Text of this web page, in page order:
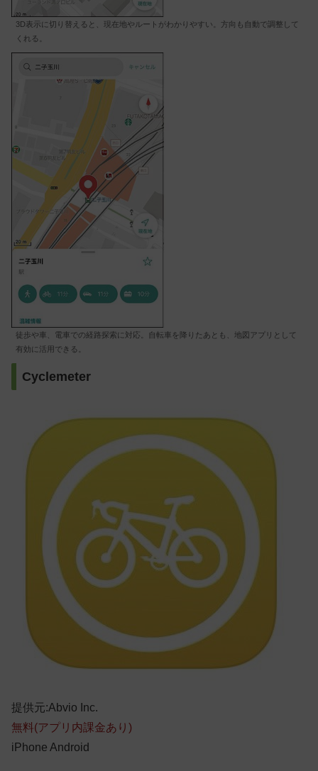
3D表示に切り替えると、現在地やルートがわかりやすい。方向も自動で調整して
くれる。
徒歩や車、電車での経路探索に対応。自転車を降りたあとも、地図アプリとして
有効に活用できる。
Cyclemeter
提供元:Abvio Inc.
無料(アプリ内課金あり)
iPhone Android